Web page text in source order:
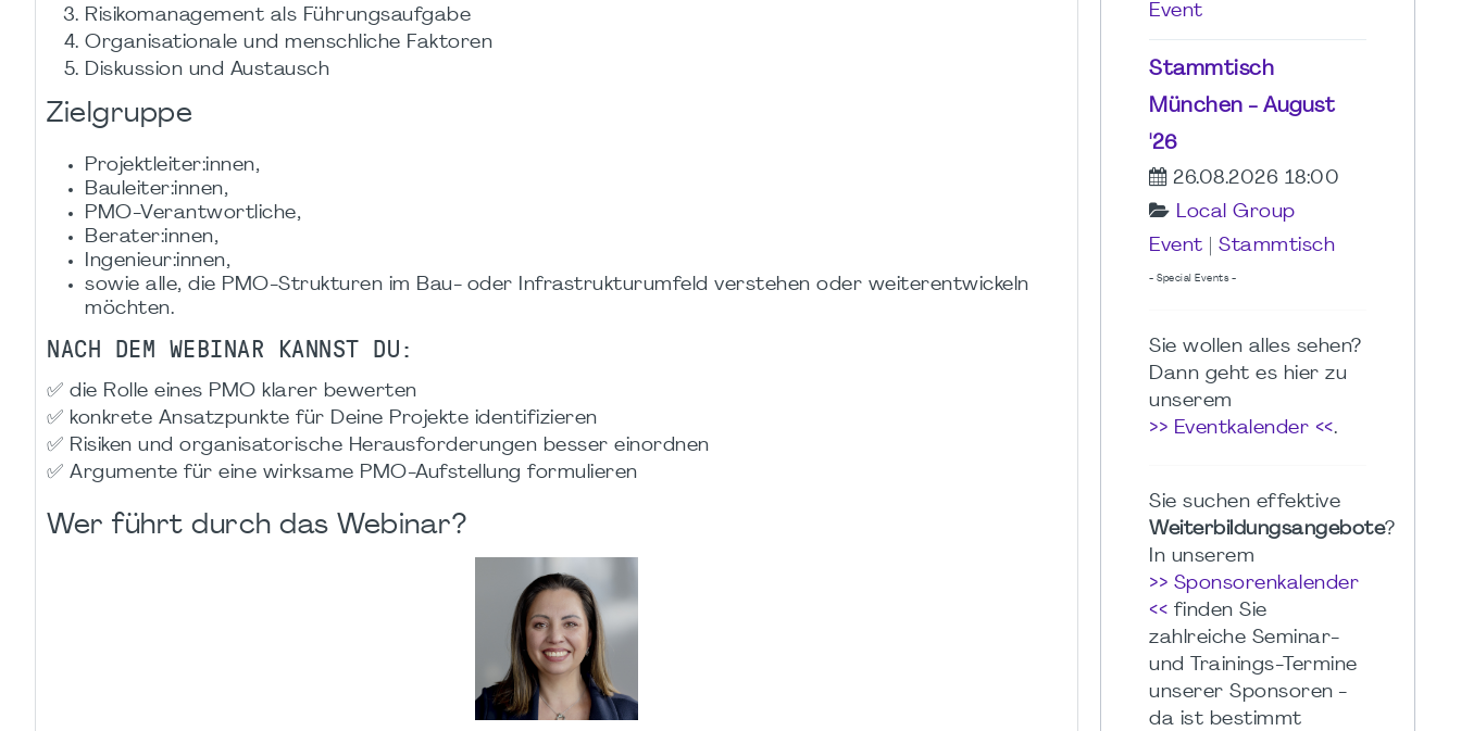
Risikomanagement als Führungsaufgabe
Organisationale und menschliche Faktoren
Diskussion und Austausch
Zielgruppe
Projektleiter:innen,
Bauleiter:innen,
PMO-Verantwortliche,
Berater:innen,
Ingenieur:innen,
sowie alle, die PMO-Strukturen im Bau- oder Infrastrukturumfeld verstehen oder weiterentwickeln
möchten.
NACH DEM WEBINAR KANNST DU:
✅ die Rolle eines PMO klarer bewerten
✅ konkrete Ansatzpunkte für Deine Projekte identifizieren
✅ Risiken und organisatorische Herausforderungen besser einordnen
✅ Argumente für eine wirksame PMO-Aufstellung formulieren
Wer führt durch das Webinar?
Event
Stammtisch
München - August
'26
26.08.2026 18:00
Local Group
Event
Stammtisch
- Special Events -
Sie wollen alles sehen?
Dann geht es hier zu
unserem
>> Eventkalender <<.
Sie suchen effektive
Weiterbildungsangebote?
In unserem
>> Sponsorenkalender
<< finden Sie
zahlreiche Seminar-
und Trainings-Termine
unserer Sponsoren -
da ist bestimmt